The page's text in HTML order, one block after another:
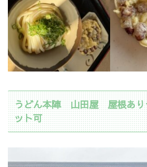
うどん本陣 山田屋 屋根あ
ット可